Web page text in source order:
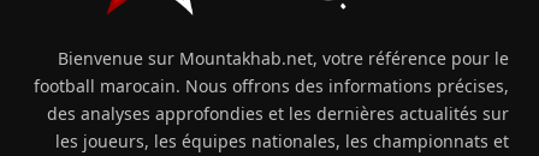
Bienvenue sur Mountakhab.net, votre référence pour le
football marocain. Nous offrons des informations précises,
des analyses approfondies et les dernières actualités sur
les joueurs, les équipes nationales, les championnats et